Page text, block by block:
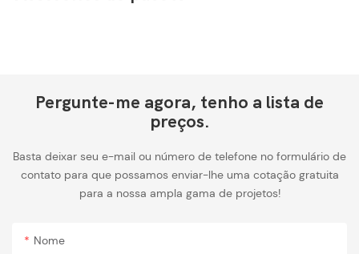
Pergunte-me agora, tenho a lista de
preços.
Basta deixar seu e-mail ou número de telefone no formulário de
contato para que possamos enviar-lhe uma cotação gratuita
para a nossa ampla gama de projetos!
Nome